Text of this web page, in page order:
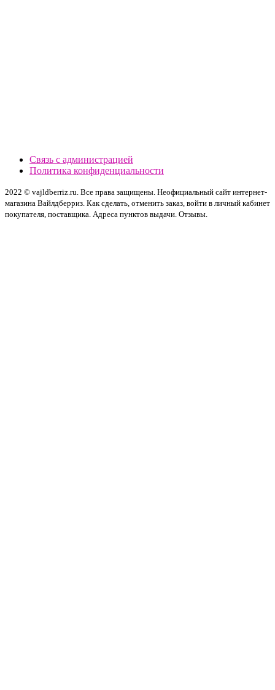
Связь с администрацией
Политика конфиденциальности
2022 © vajldberriz.ru. Все права защищены. Неофициальный сайт интернет-
магазина Вайлдберриз. Как сделать, отменить заказ, войти в личный кабинет
покупателя, поставщика. Адреса пунктов выдачи. Отзывы.